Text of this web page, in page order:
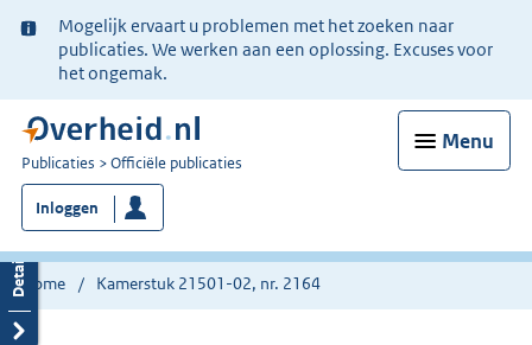
Ter
informatie:
Mogelijk ervaart u problemen met het zoeken naar
publicaties. We werken aan een oplossing. Excuses voor
het ongemak.
Menu
U
bent
nu
hier:
Publicaties Officiële publicaties
Inloggen
Home Kamerstuk 21501-02, nr. 2164